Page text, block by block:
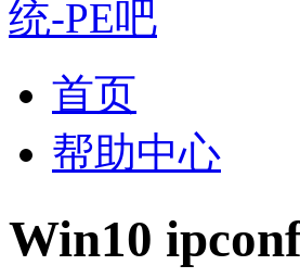
首页
帮助中心
Win10